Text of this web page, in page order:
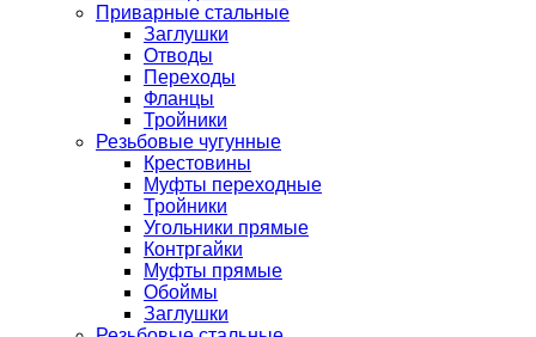
Приварные стальные
Заглушки
Отводы
Переходы
Фланцы
Тройники
Резьбовые чугунные
Крестовины
Муфты переходные
Тройники
Угольники прямые
Контргайки
Муфты прямые
Обоймы
Заглушки